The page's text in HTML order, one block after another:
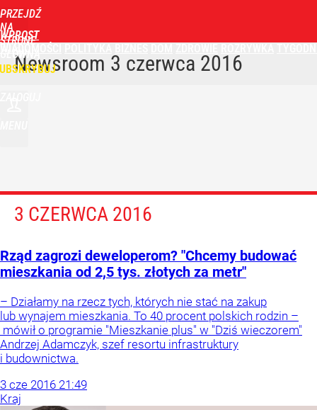
PRZEJDŹ
NA
STRONĘ
GŁÓWNĄ
WPROST
Newsroom 3 czerwca 2016
3 CZERWCA 2016
Rząd zagrozi deweloperom? "Chcemy budować
mieszkania od 2,5 tys. złotych za metr"
– Działamy na rzecz tych, których nie stać na zakup
lub wynajem mieszkania. To 40 procent polskich rodzin –
mówił o programie "Mieszkanie plus" w "Dziś wieczorem"
Andrzej Adamczyk, szef resortu infrastruktury
i budownictwa.
3 cze 2016 21:49
Kraj